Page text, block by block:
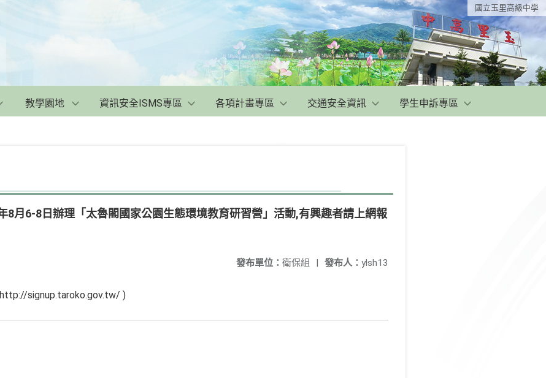
國立玉里高級中學
教學園地 資訊安全ISMS專區 各項計畫專區 交通安全資訊 學生申訴專區
8月6-8日辦理「太魯閣國家公園生態環境教育研習營」活動,有興趣者請上網報
發布人： ylsh13
發布單位： 衛保組 |
signup.taroko.gov.tw/ )